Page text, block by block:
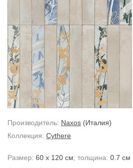
Производитель: Naxos (Италия)
Коллекция: Cythere
Размер: 60 x 120 см; толщина: 0.7 см